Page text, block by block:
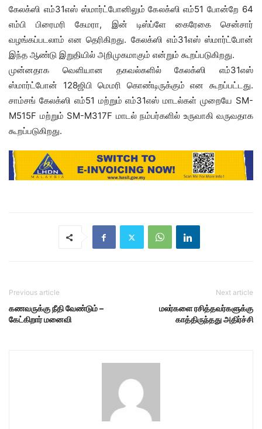
கேலக்ஸி எம்31எஸ் ஸ்மார்ட்போனிலும் கேலக்ஸி எம்51 போன்றே 64
எம்பி பிரைமரி கேமரா, இன் டிஸ்ப்ளே கைரேகை சென்சார்
வழங்கப்படலாம் என தெரிகிறது. கேலக்ஸி எம்31எஸ் ஸ்மார்ட்போன்
இந்த ஆண்டு இறுதியில் அறிமுகமாகும் என்றும் கூறப்படுகிறது.
முன்னதாக வெளியான தகவல்களில் கேலக்ஸி எம்31எஸ்
ஸ்மார்ட்போன் 128ஜிபி மெமரி கொண்டிருக்கும் என கூறப்பட்டது.
சாம்சங் கேலக்ஸி எம்51 மற்றும் எம்31எஸ் மாடல்கள் முறையே SM-
M515F மற்றும் SM-M317F மாடல் நம்பர்களில் உருவாகி வருவதாக
கூறப்படுகிறது.
Previous article
கணவருக்கு நீதி வேண்டும் –
கேட்கிறார் மனைவி
Next article
மலர்களை ரசித்தவர்களுக்கு
காத்திருந்தது அதிர்ச்சி